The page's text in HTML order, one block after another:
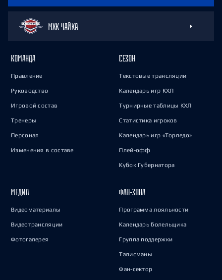
МХК ЧАЙКА
КОМАНДА
Правление
Руководство
Игровой состав
Тренеры
Персонал
Изменения в составе
СЕЗОН
Текстовые трансляции
Календарь игр КХЛ
Турнирные таблицы КХЛ
Статистика игроков
Календарь игр «Торпедо»
Плей-офф
Кубок Губернатора
МЕДИА
Видеоматериалы
Видеотрансляции
Фотогалерея
ФАН-ЗОНА
Программа лояльности
Календарь болельщика
Группа поддержки
Талисманы
Фан-сектор